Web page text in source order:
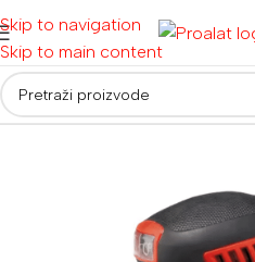
Skip to navigation
Skip to main content
Početna/ Akumulatorski alati